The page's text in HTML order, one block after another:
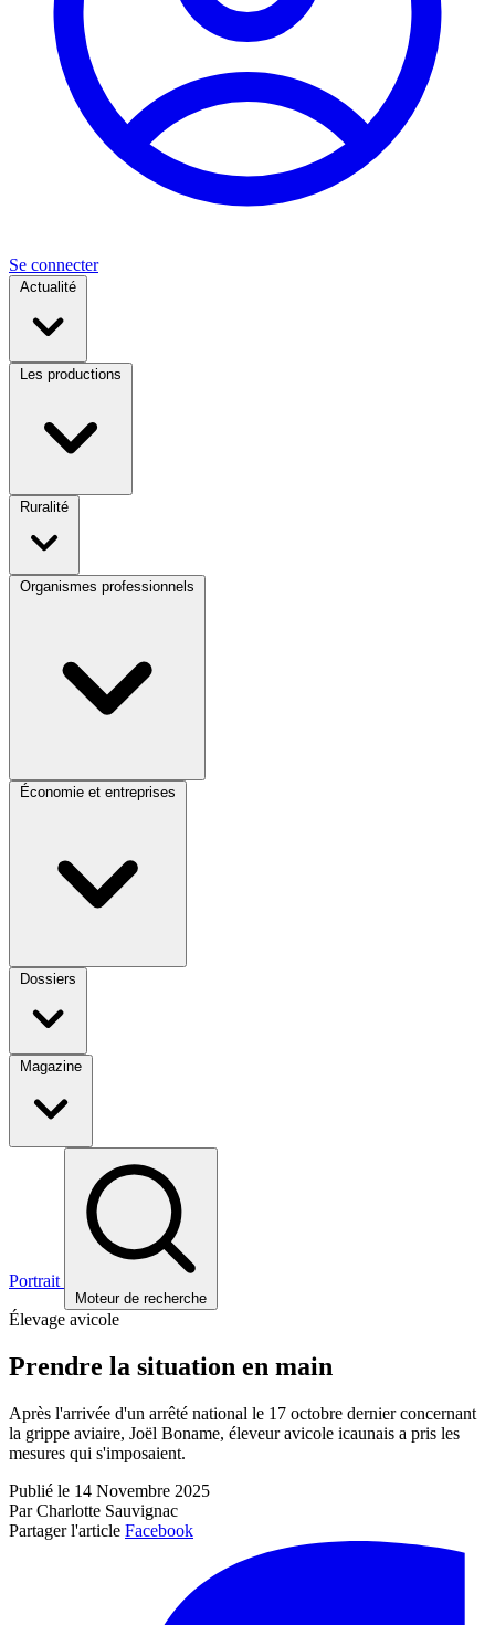
Se connecter
Actualité
Les productions
Ruralité
Organismes professionnels
Économie et entreprises
Dossiers
Magazine
Portrait
Moteur de recherche
Élevage avicole
Prendre la situation en main
Après l'arrivée d'un arrêté national le 17 octobre dernier concernant
la grippe aviaire, Joël Boname, éleveur avicole icaunais a pris les
mesures qui s'imposaient.
Publié le 14 Novembre 2025
Par Charlotte Sauvignac
Partager l'article Facebook